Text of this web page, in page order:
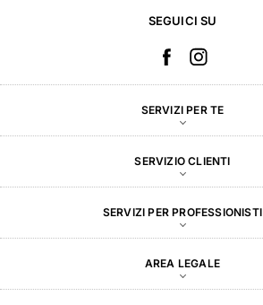
SEGUICI SU
SERVIZI PER TE
SERVIZIO CLIENTI
SERVIZI PER PROFESSIONISTI
AREA LEGALE